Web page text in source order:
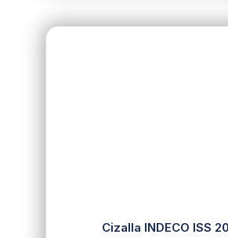
Cizalla INDECO ISS